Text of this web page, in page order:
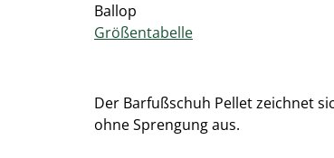
Ballop
Größentabelle
Der Barfußschuh Pellet zeichnet
ohne Sprengung aus.